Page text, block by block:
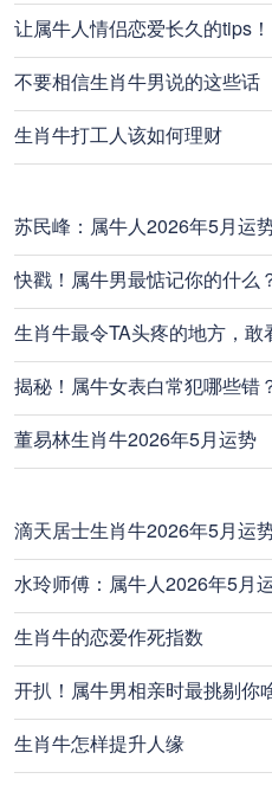
让属牛人情侣恋爱长久的tips！
不要相信生肖牛男说的这些话
生肖牛打工人该如何理财
苏民峰：属牛人2026年5月运
快戳！属牛男最惦记你的什么
生肖牛最令TA头疼的地方，敢
揭秘！属牛女表白常犯哪些错
董易林生肖牛2026年5月运势
滴天居士生肖牛2026年5月运
水玲师傅：属牛人2026年5月
生肖牛的恋爱作死指数
开扒！属牛男相亲时最挑剔你
生肖牛怎样提升人缘